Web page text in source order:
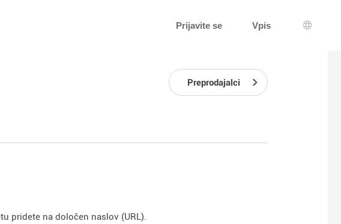
Prijavite se Vpis
Izbira
Preprodajalci
pridete na določen naslov (URL).